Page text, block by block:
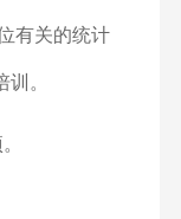
有关的统计
。